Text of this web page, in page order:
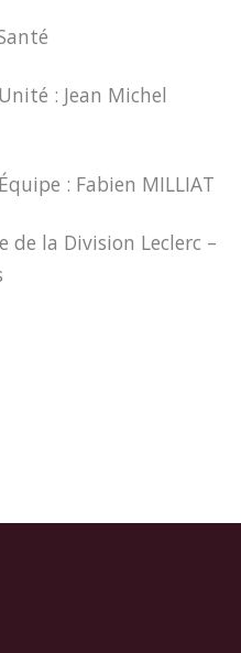
: Jean Michel
: Fabien MILLIAT
de la Division Leclerc –